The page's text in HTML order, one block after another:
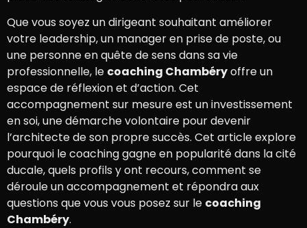
Que vous soyez un dirigeant souhaitant améliorer
votre leadership, un manager en prise de poste, ou
une personne en quête de sens dans sa vie
professionnelle, le coaching Chambéryoffre un
espace de réflexion et d’action. Cet
accompagnement sur mesure est un investissement
en soi, une démarche volontaire pour devenir
l’architecte de son propre succès. Cet article explore
pourquoi le coaching gagne en popularité dans la cité
ducale, quels profils y ont recours, comment se
déroule un accompagnement et répondra aux
questions que vous vous posez sur le coaching
Chambéry.